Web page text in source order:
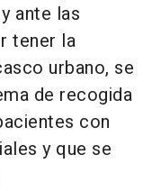
ante las
tener la
urbano, se
de recogida
con
y que se